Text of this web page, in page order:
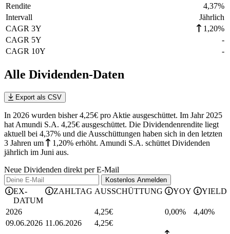
Rendite
4,37%
Intervall
Jährlich
CAGR 3Y
1,20%
CAGR 5Y
-
CAGR 10Y
-
Alle Dividenden-Daten
Export als CSV
In 2026 wurden bisher 4,25€ pro Aktie ausgeschüttet. Im Jahr 2025
hat Amundi S.A. 4,25€ ausgeschüttet. Die Dividendenrendite liegt
aktuell bei 4,37% und die Ausschüttungen haben sich in den letzten
3 Jahren um 1,20% erhöht. Amundi S.A. schüttet Dividenden
jährlich im Juni aus.
Neue Dividenden direkt per E-Mail
Kostenlos Anmelden
EX-
DATUM
ZAHLTAG AUSSCHÜTTUNG YOY YIELD
2026 4,25€ 0,00% 4,40%
09.06.2026 11.06.2026 4,25€